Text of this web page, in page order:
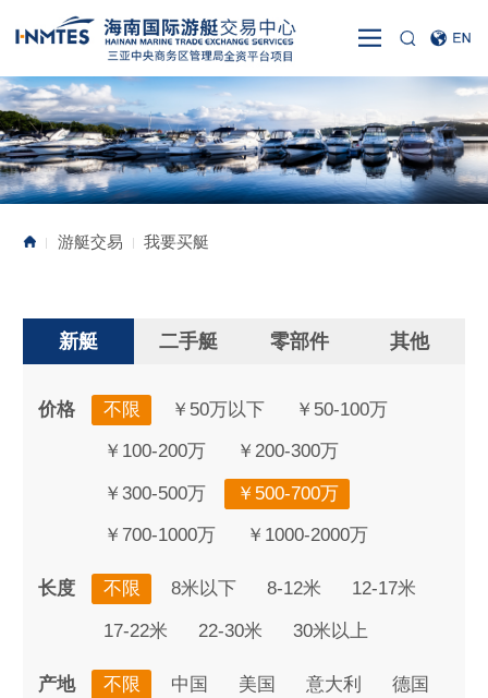
| 游艇交易 | 我要买艇
新艇 二手艇 零部件 其他
价格 不限 ￥50万以下 ￥50-100万
￥100-200万 ￥200-300万
￥300-500万 ￥500-700万
￥700-1000万 ￥1000-2000万
长度 不限 8米以下 8-12米 12-17米
17-22米 22-30米 30米以上
产地 不限 中国 美国 意大利 德国